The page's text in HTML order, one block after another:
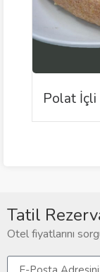
Polat
Tatil
Otel fiyatlarını